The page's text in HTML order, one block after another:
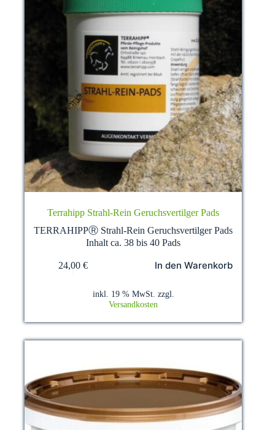
Terrahipp Strahl-Rein Geruchsvertilger Pads
TERRAHIPPⓇ Strahl-Rein Geruchsvertilger Pads
Inhalt ca. 38 bis 40 Pads
24,00 € In den Warenkorb
inkl. 19 % MwSt. zzgl.
Versandkosten